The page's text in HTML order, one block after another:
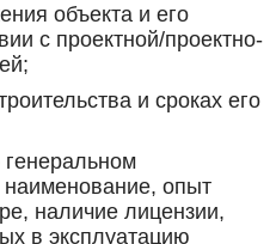
объекта и его
с проектной/проектно-
и сроках его
опыт
наличие лицензии,
в эксплуатацию